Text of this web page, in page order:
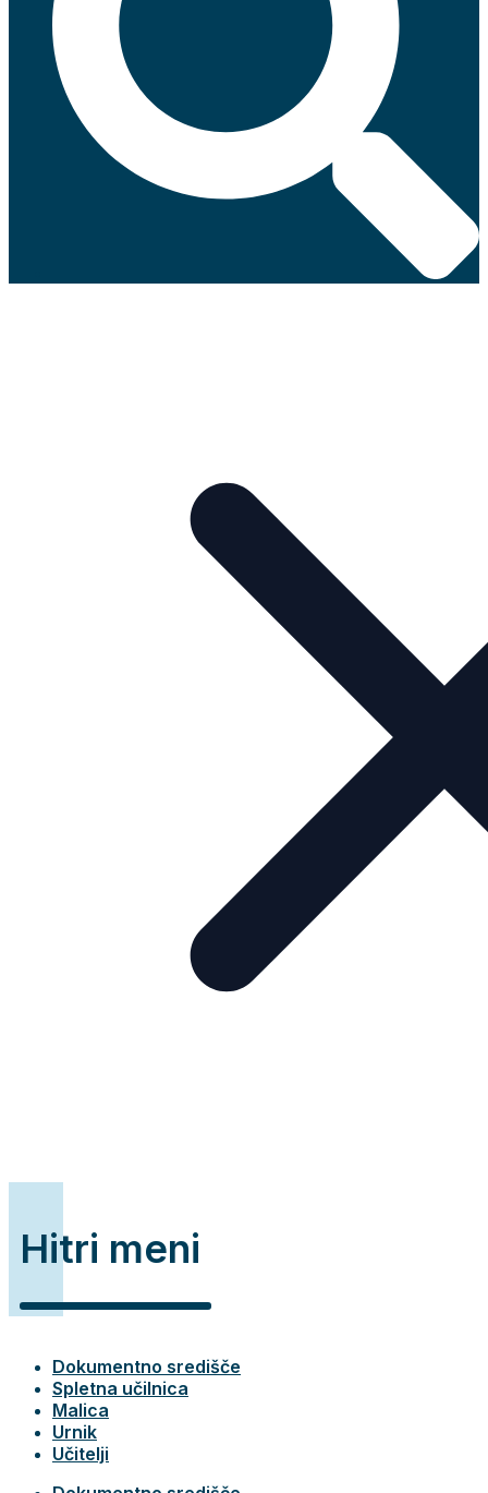
Hitri meni
Dokumentno središče
Spletna učilnica
Malica
Urnik
Učitelji